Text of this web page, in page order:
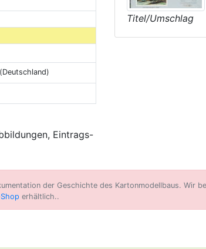
Eintrags-
Titel/Umschlag
der Geschichte des Kartonmodellbaus. Wir
erhältlich..